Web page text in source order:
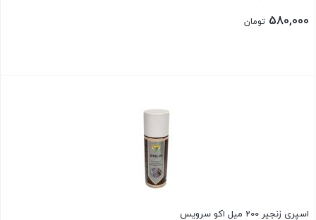
580,000 تومان
اسپری زنجیر 200 میل اکو سرویس